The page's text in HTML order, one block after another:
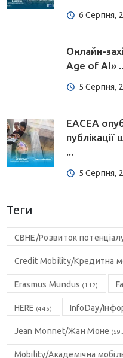
6 Серпня,
Онлайн-
Age of AI»
5 Серпня,
EACEA
...
5 Серпня,
Теги
CBHE/Розвиток
Credit Mobility/Кредитна
Erasmus Mundus (112)
HERE (445) InfoDay/
Jean Monnet/Жан Моне
Mobility/Академічна